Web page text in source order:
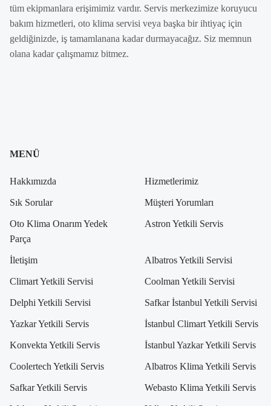
tüm ekipmanlara erişimimiz vardır. Servis merkezimize koruyucu
bakım hizmetleri, oto klima servisi veya başka bir ihtiyaç için
geldiğinizde, iş tamamlanana kadar durmayacağız. Siz memnun
olana kadar çalışmamız bitmez.
MENÜ
Hakkımızda Hizmetlerimiz
Sık Sorular Müşteri Yorumları
Oto Klima Onarım Yedek
Parça
Astron Yetkili Servis
İletişim Albatros Yetkili Servisi
Climart Yetkili Servisi Coolman Yetkili Servisi
Delphi Yetkili Servisi Safkar İstanbul Yetkili Servisi
Yazkar Yetkili Servis İstanbul Climart Yetkili Servis
Konvekta Yetkili Servis İstanbul Yazkar Yetkili Servis
Coolertech Yetkili Servis Albatros Klima Yetkili Servis
Safkar Yetkili Servis Webasto Klima Yetkili Servis